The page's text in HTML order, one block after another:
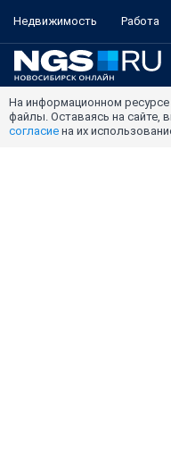
Недвижимость Работа
На информационном
файлы. Оставаясь на сайте,
согласие на их